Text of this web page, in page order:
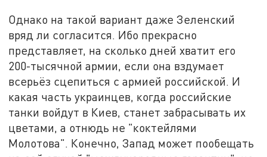
Однако на такой вариант даже Зеленский
вряд ли согласится. Ибо прекрасно
представляет, на сколько дней хватит его
200-тысячной армии, если она вздумает
всерьёз сцепиться с армией российской. И
какая часть украинцев, когда российские
танки войдут в Киев, станет забрасывать их
цветами, а отнюдь не "коктейлями
Молотова". Конечно, Запад может пообещать